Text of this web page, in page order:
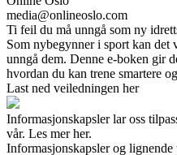
media@onlineoslo.com
Ti feil du må unngå som ny
Som nybegynner i sport kan
unngå dem. Denne e-boken gir
hvordan du kan trene smartere
Last ned veiledningen her
Informasjonskapsler lar oss
vår. Les mer her.
Informasjonskapsler og